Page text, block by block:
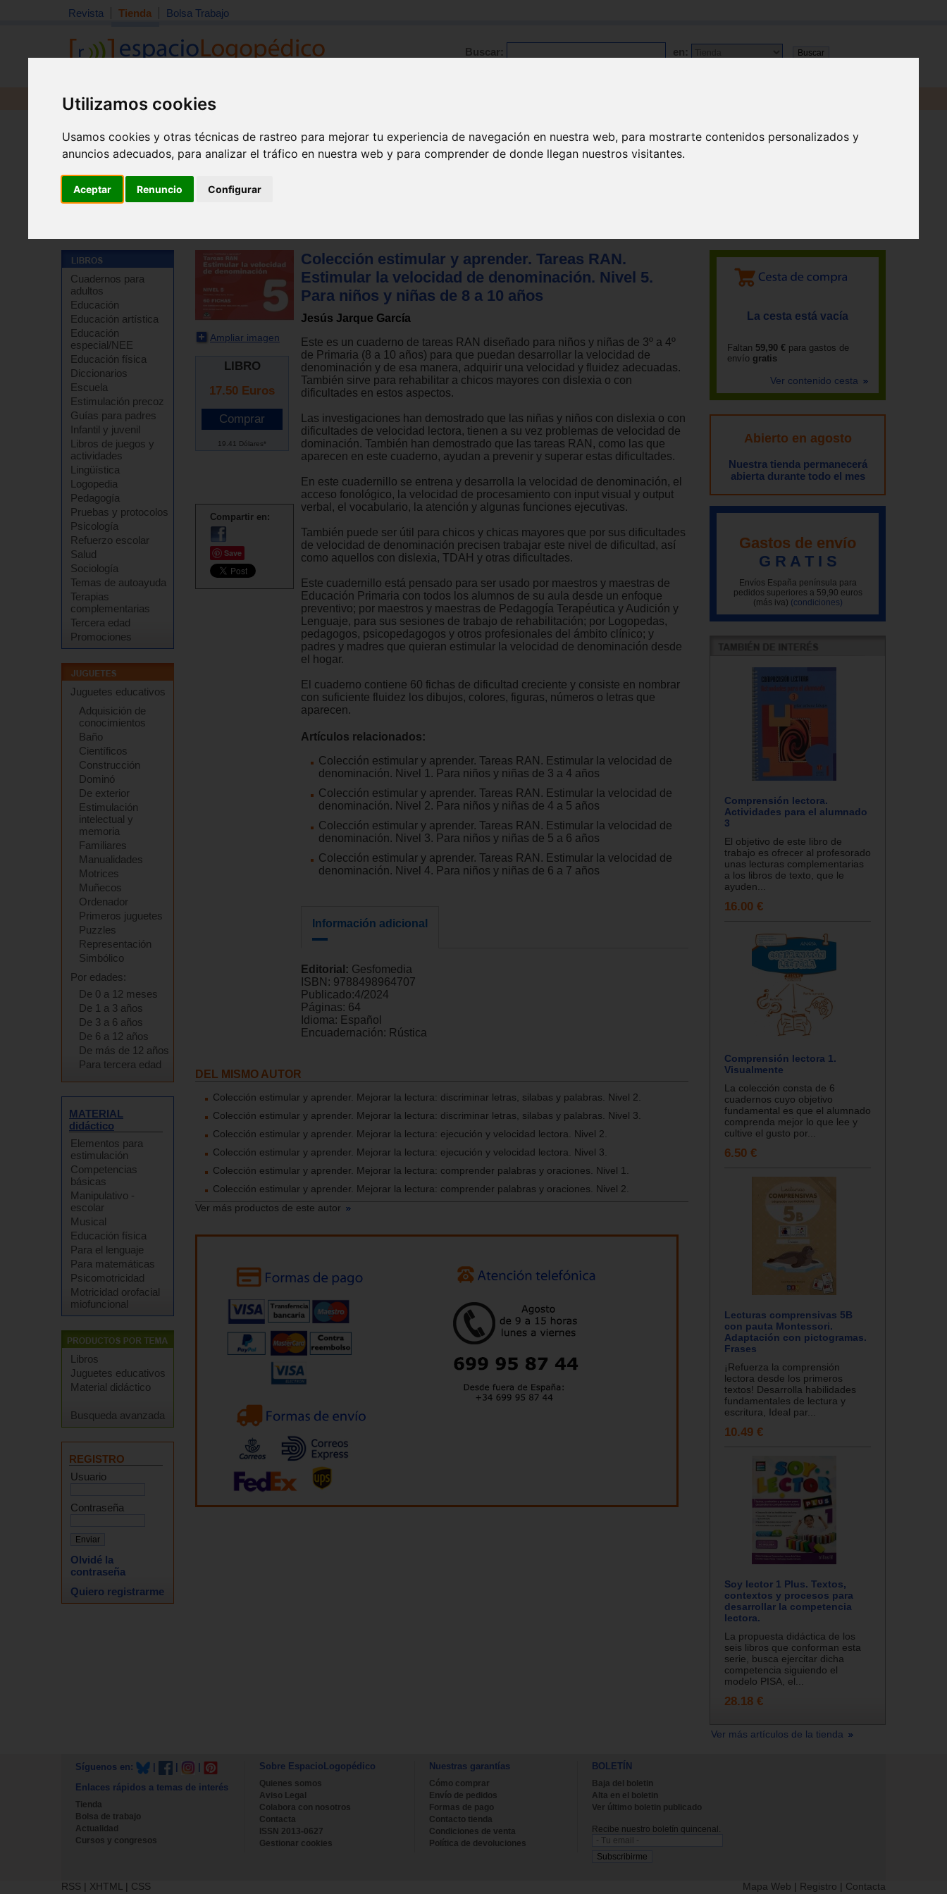
Utilizamos cookies
Usamos cookies y otras técnicas de rastreo para mejorar tu experiencia de navegación en nuestra web, para mostrarte contenidos personalizados y
anuncios adecuados, para analizar el tráfico en nuestra web y para comprender de donde llegan nuestros visitantes.
Aceptar Renuncio Configurar
Revista Tienda Bolsa Trabajo
Buscar: en:
Revista Libros Material
Cuadernos para
adultos
Educación
Educación artística
Educación
especial/NEE
Educación física
Diccionarios
Escuela
Estimulación precoz
Guías para padres
Infantil y juvenil
Libros de juegos y
actividades
Lingüística
Logopedia
Pedagogía
Pruebas y protocolos
Psicología
Refuerzo escolar
Salud
Sociología
Temas de autoayuda
Terapias
complementarias
Tercera edad
Promociones
Juguetes educativos
Adquisición de
conocimientos
Baño
Científicos
Construcción
Dominó
De exterior
Estimulación
intelectual y
memoria
Familiares
Manualidades
Motrices
Muñecos
Ordenador
Primeros juguetes
Puzzles
Representación
Simbólico
Por edades:
De 0 a 12 meses
De 1 a 3 años
De 3 a 6 años
De 6 a 12 años
De más de 12 años
Para tercera edad
MATERIAL
didáctico
Elementos para
estimulación
Competencias
básicas
Manipulativo -
escolar
Musical
Educación física
Para el lenguaje
Para matemáticas
Psicomotricidad
Motricidad orofacial
miofuncional
Libros
Juguetes educativos
Material didáctico
Busqueda avanzada
REGISTRO
Usuario
Contraseña
Olvidé la
contraseña
Quiero registrarme
Ampliar imagen
LIBRO
17.50 Euros
19.41 Dólares*
Compartir en:
Save
Colección estimular y aprender. Tareas RAN.
Estimular la velocidad de denominación. Nivel 5.
Para niños y niñas de 8 a 10 años
Jesús Jarque García
Este es un cuaderno de tareas RAN diseñado para niños y niñas de 3º a 4º
de Primaria (8 a 10 años) para que puedan desarrollar la velocidad de
denominación y de esa manera, adquirir una velocidad y fluidez adecuadas.
También sirve para rehabilitar a chicos mayores con dislexia o con
dificultades en estos aspectos.
Las investigaciones han demostrado que las niñas y niños con dislexia o con
dificultades de velocidad lectora, tienen a su vez problemas de velocidad de
dominación. También han demostrado que las tareas RAN, como las que
aparecen en este cuaderno, ayudan a prevenir y superar estas dificultades.
En este cuadernillo se entrena y desarrolla la velocidad de denominación, el
acceso fonológico, la velocidad de procesamiento con input visual y output
verbal, el vocabulario, la atención y algunas funciones ejecutivas.
También puede ser útil para chicos y chicas mayores que por sus dificultades
de velocidad de denominación precisen trabajar este nivel de dificultad, así
como aquellos con dislexia, TDAH y otras dificultades.
Este cuadernillo está pensado para ser usado por maestros y maestras de
Educación Primaria con todos los alumnos de su aula desde un enfoque
preventivo; por maestros y maestras de Pedagogía Terapéutica y Audición y
Lenguaje, para sus sesiones de trabajo de rehabilitación; por Logopedas,
pedagogos, psicopedagogos y otros profesionales del ámbito clínico; y
padres y madres que quieran estimular la velocidad de denominación desde
el hogar.
El cuaderno contiene 60 fichas de dificultad creciente y consiste en nombrar
con suficiente fluidez los dibujos, colores, figuras, números o letras que
aparecen.
Artículos relacionados:
Colección estimular y aprender. Tareas RAN. Estimular la velocidad de
denominación. Nivel 1. Para niños y niñas de 3 a 4 años
Colección estimular y aprender. Tareas RAN. Estimular la velocidad de
denominación. Nivel 2. Para niños y niñas de 4 a 5 años
Colección estimular y aprender. Tareas RAN. Estimular la velocidad de
denominación. Nivel 3. Para niños y niñas de 5 a 6 años
Colección estimular y aprender. Tareas RAN. Estimular la velocidad de
denominación. Nivel 4. Para niños y niñas de 6 a 7 años
Información adicional
Editorial: Gesfomedia
ISBN: 9788498964707
Publicado:4/2024
Páginas: 64
Idioma: Español
Encuadernación: Rústica
DEL MISMO AUTOR
Colección estimular y aprender. Mejorar la lectura: discriminar letras, silabas y palabras. Nivel 2.
Colección estimular y aprender. Mejorar la lectura: discriminar letras, silabas y palabras. Nivel 3.
Colección estimular y aprender. Mejorar la lectura: ejecución y velocidad lectora. Nivel 2.
Colección estimular y aprender. Mejorar la lectura: ejecución y velocidad lectora. Nivel 3.
Colección estimular y aprender. Mejorar la lectura: comprender palabras y oraciones. Nivel 1.
Colección estimular y aprender. Mejorar la lectura: comprender palabras y oraciones. Nivel 2.
Ver más productos de este autor
La cesta está vacía
Faltan 59,90 € para gastos de
envío gratis
Ver contenido cesta
Abierto en agosto
Nuestra tienda permanecerá
abierta durante todo el mes
Gastos de envío
G R A T I S
Envíos España península para
pedidos superiores a 59,90 euros
(más iva) (condiciones)
Comprensión lectora.
Actividades para el alumnado
3
El objetivo de este libro de
trabajo es ofrecer al profesorado
unas lecturas complementarias
a los libros de texto, que le
ayuden...
16.00 €
Comprensión lectora 1.
Visualmente
La colección consta de 6
cuadernos cuyo objetivo
fundamental es que el alumnado
comprenda mejor lo que lee y
cultive el gusto por...
6.50 €
Lecturas comprensivas 5B
con pauta Montessori.
Adaptación con pictogramas.
Frases
¡Refuerza la comprensión
lectora desde los primeros
textos! Desarrolla habilidades
fundamentales de lectura y
escritura, Ideal par...
10.49 €
Soy lector 1 Plus. Textos,
contextos y procesos para
desarrollar la competencia
lectora.
La propuesta didáctica de los
seis libros que conforman esta
serie, busca ejercitar dicha
competencia siguiendo el
modelo PISA, el...
28.18 €
Ver más artículos de la tienda
Síguenos en:
Enlaces rápidos a temas de interés
Tienda
Bolsa de trabajo
Actualidad
Cursos y congresos
Sobre EspacioLogopédico
Quienes somos
Aviso Legal
Colabora con nosotros
Contacta
ISSN 2013-0627
Gestionar cookies
Nuestras garantías
Cómo comprar
Envío de pedidos
Formas de pago
Contacto tienda
Condiciones de venta
Política de devoluciones
BOLETÍN
Baja del boletin
Alta en el boletin
Ver último boletin publicado
Recibe nuestro boletín quincenal.
RSS | XHTML | CSS Mapa Web | Registro | Contacta